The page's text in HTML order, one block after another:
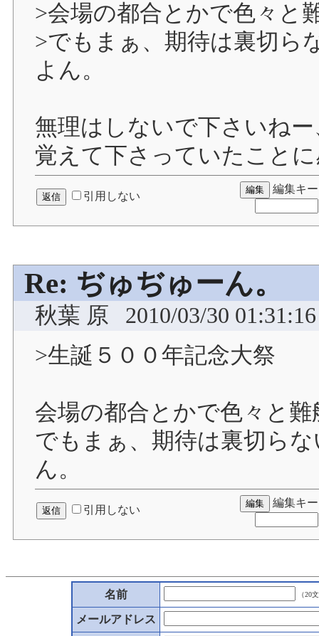
>会場の都合とかで色々と
>でもまぁ、期待は裏切ら
よん。
無理はしないで下さいね
覚えて下さっていたこと
引用しない
編集キー
Re: ぢゅぢゅーん。
秋葉 原
2010/03/30 01:31:16
>生誕５００年記念大祭
会場の都合とかで色々と
でもまぁ、期待は裏切ら
ん。
引用しない
編集キー
名前 （20
メールアドレス